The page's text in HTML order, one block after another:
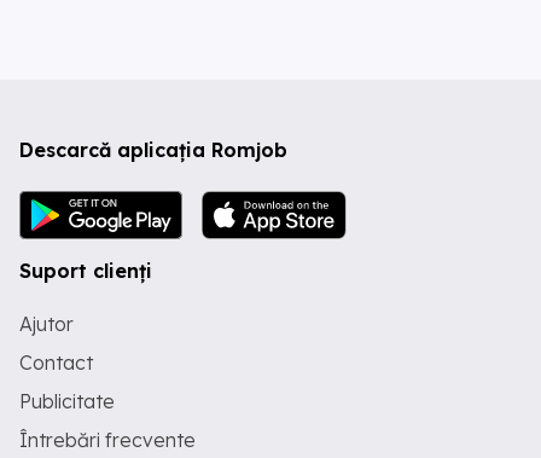
Descarcă aplicația Romjob
Suport clienți
Ajutor
Contact
Publicitate
Întrebări frecvente